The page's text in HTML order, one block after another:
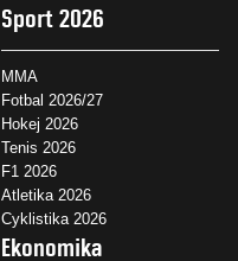
Sport 2026
MMA
Fotbal 2026/27
Hokej 2026
Tenis 2026
F1 2026
Atletika 2026
Cyklistika 2026
Ekonomika